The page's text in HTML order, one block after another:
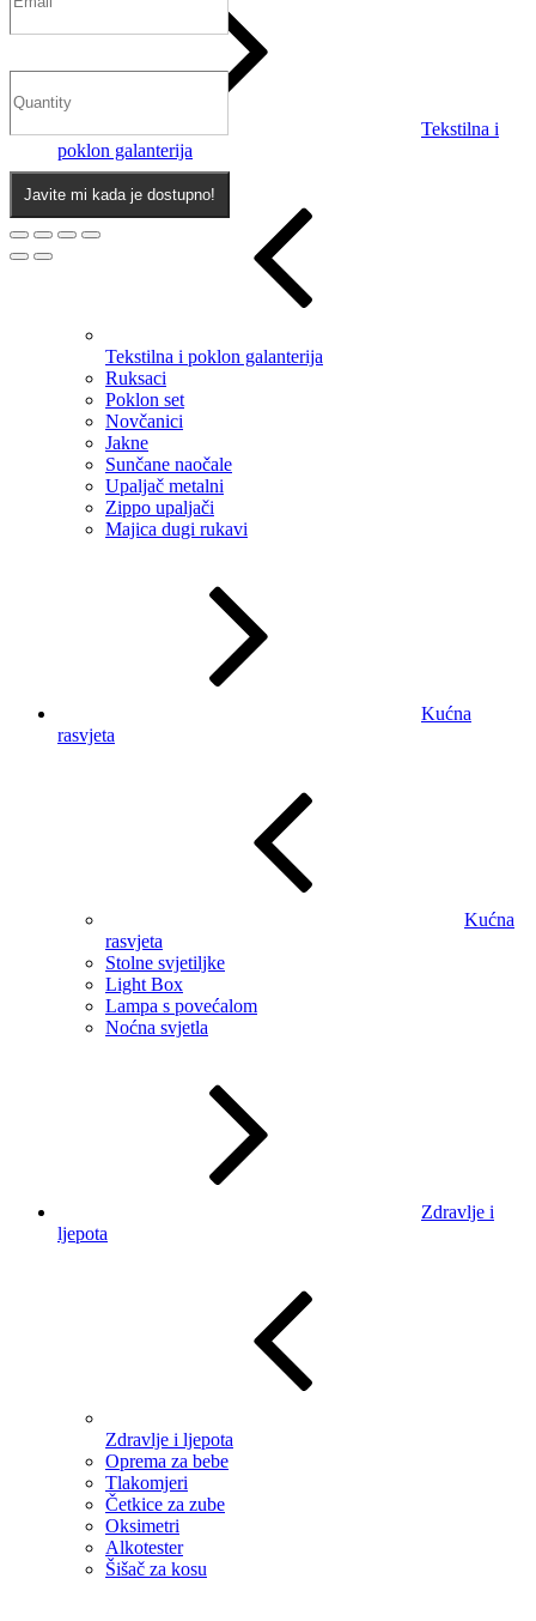
Tekstilna i
poklon galanterija
Tekstilna i poklon galanterija
Ruksaci
Poklon set
Novčanici
Jakne
Sunčane naočale
Upaljač metalni
Zippo upaljači
Majica dugi rukavi
Kućna
rasvjeta
Kućna
rasvjeta
Stolne svjetiljke
Light Box
Lampa s povećalom
Noćna svjetla
Zdravlje i
ljepota
Zdravlje i ljepota
Oprema za bebe
Tlakomjeri
Četkice za zube
Oksimetri
Alkotester
Šišač za kosu
Javite mi kada je dostupno!